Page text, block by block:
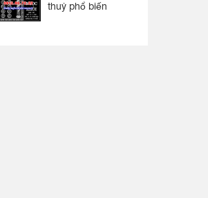
thuỷ phổ biến